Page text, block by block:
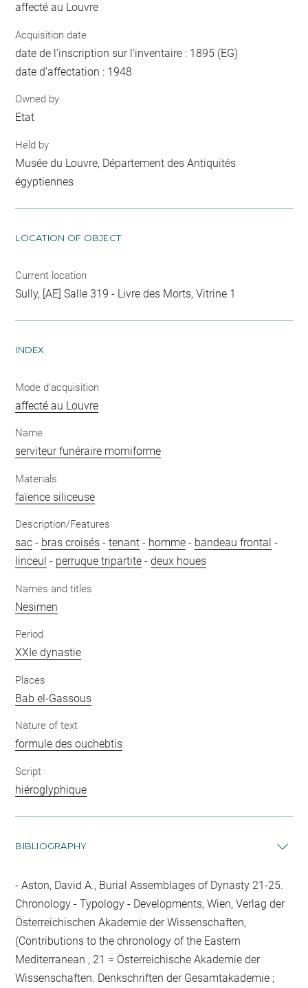
affecté au Louvre
Acquisition date
date de l'inscription sur l'inventaire : 1895 (EG)
date d'affectation : 1948
Owned by
Etat
Held by
Musée du Louvre, Département des Antiquités
égyptiennes
LOCATION OF OBJECT
Current location
Sully, [AE] Salle 319 - Livre des Morts, Vitrine 1
INDEX
Mode d'acquisition
affecté au Louvre
Name
serviteur funéraire momiforme
Materials
faïence siliceuse
Description/Features
sac - bras croisés -tenant - homme - bandeau frontal -
linceul - perruque tripartite -deux houes
Names and titles
Nesimen
Period
XXIe dynastie
Places
Bab el-Gassous
Nature of text
formule des ouchebtis
Script
hiéroglyphique
BIBLIOGRAPHY
Aston, David A., Burial Assemblages of Dynasty 21-25.
Chronology - Typology - Developments, Wien, Verlag der
Österreichischen Akademie der Wissenschaften,
(Contributions to the chronology of the Eastern
Mediterranean ; 21 = Österreichische Akademie der
Wissenschaften. Denkschriften der Gesamtakademie ;